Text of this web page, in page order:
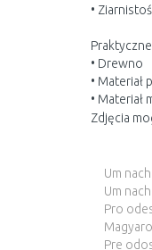
•
• Drewno
•
• Materiał
Zdjęcia
Um
Um
Pro
Pre